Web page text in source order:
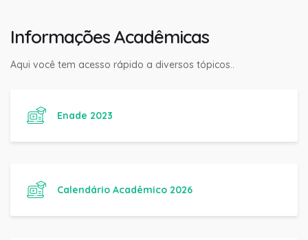
Informações Acadêmicas
Aqui você tem acesso rápido a diversos tópicos..
Enade 2023
Calendário Acadêmico 2026